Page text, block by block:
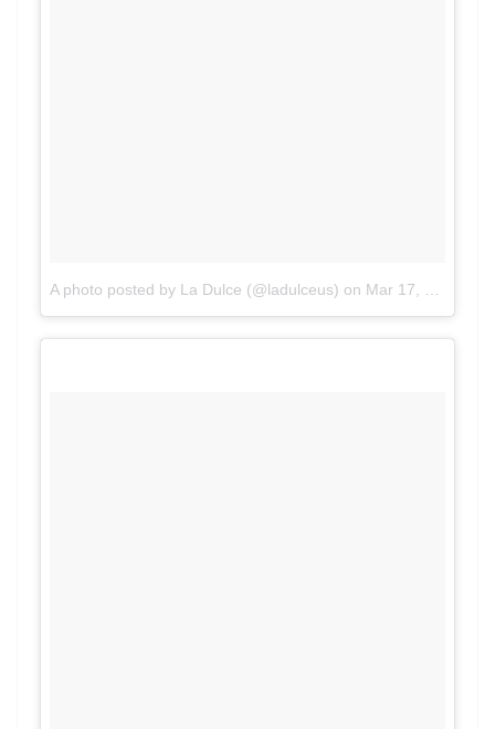
A photo posted by La Dulce (@ladulceus) on Mar 17, 2016 at 3:20pm PDT